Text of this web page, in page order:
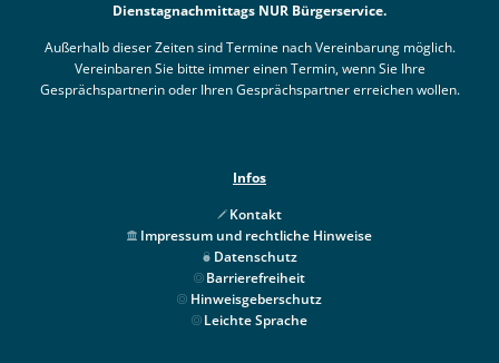
Dienstagnachmittags NUR Bürgerservice.
Außerhalb dieser Zeiten sind Termine nach Vereinbarung möglich.
Vereinbaren Sie bitte immer einen Termin, wenn Sie Ihre
Gesprächspartnerin oder Ihren Gesprächspartner erreichen wollen.
Infos
Kontakt
Impressum und rechtliche Hinweise
Datenschutz
Barrierefreiheit
Hinweisgeberschutz
Leichte Sprache